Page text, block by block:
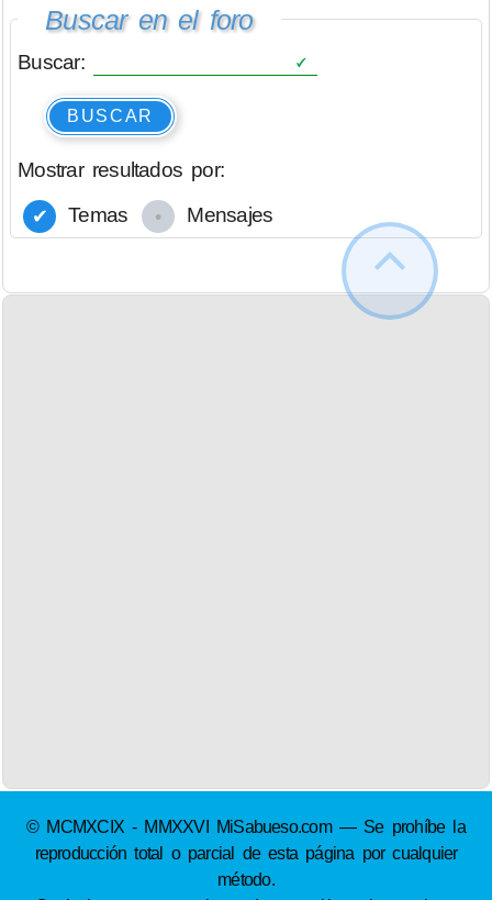
Buscar en el foro
Buscar:
BUSCAR
Mostrar resultados por:
Temas
Mensajes
© MCMXCIX - MMXXVI MiSabueso.com — Se prohíbe la
reproducción total o parcial de esta página por cualquier
método.